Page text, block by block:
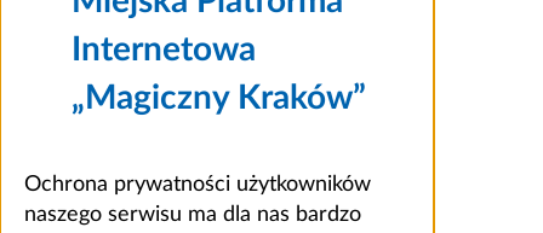
Internetowa
„Magiczny Kraków”
Ochrona prywatności użytkowników
naszego serwisu ma dla nas bardzo